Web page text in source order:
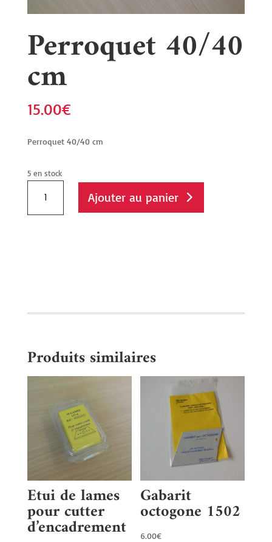
Perroquet 40/40
cm
15.00€
Perroquet 40/40 cm
5 en stock
Perroquet
Ajouter au panier
Produits similaires
Etui de lames
pour cutter
d’encadrement
Gabarit
octogone 1502
6.00€